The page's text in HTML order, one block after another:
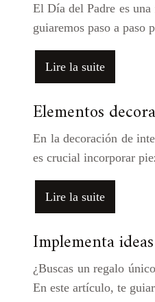
El Día del Padre es
guiaremos paso a paso
Lire la suite
Elementos
En la decoración de
es crucial incorporar
Lire la suite
Implementa
¿Buscas un regalo
En este artículo, te